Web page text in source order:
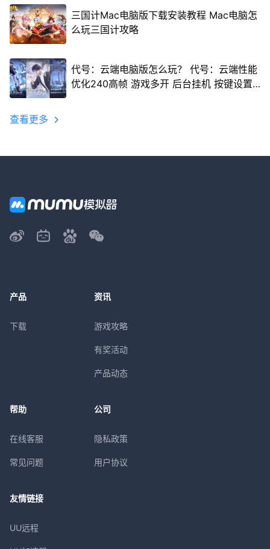
三国计Mac电脑版下载安装教程 Mac电脑怎
么玩三国计攻略
代号：云端电脑版怎么玩？ 代号：云端性能
优化240高帧 游戏多开 后台挂机 按键设置
查看更多
产品
下载
资讯
游戏攻略
有奖活动
产品动态
帮助
在线客服
常见问题
公司
隐私政策
用户协议
友情链接
UU远程